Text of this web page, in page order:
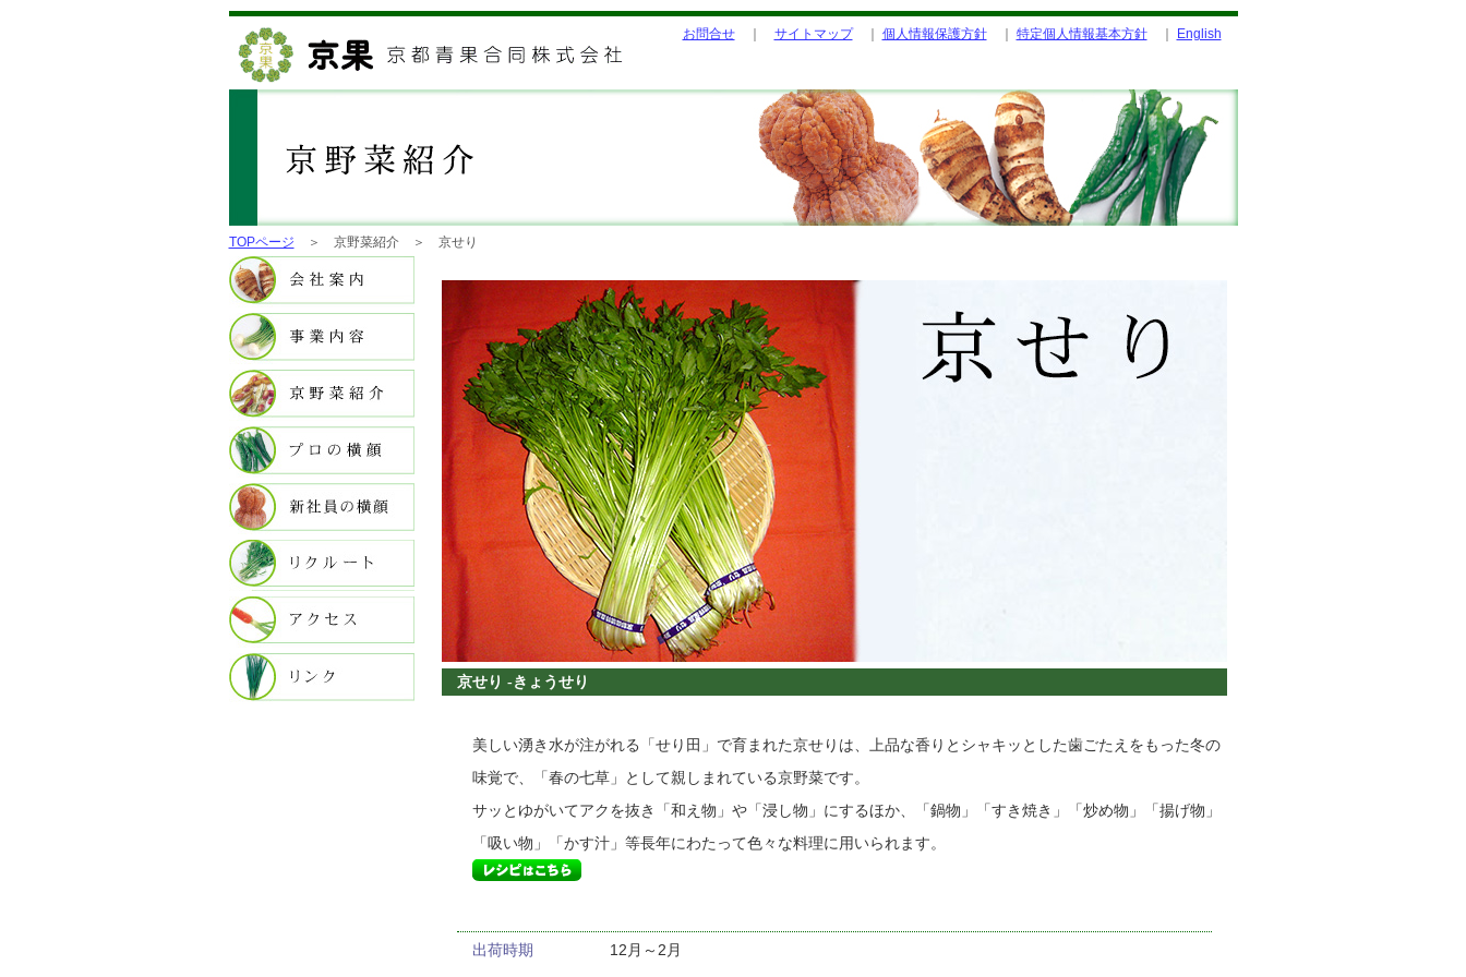
お問合せ｜ サイトマップ｜ 個人情報保護方針｜ 特定個人情報基本方針｜ English
TOPページ ＞ 京野菜紹介 ＞ 京せり
京せり -きょうせり
美しい湧き水が注がれる「せり田」で育まれた京せりは、上品な香りとシャキッとした歯ごたえをもった冬の
味覚で、「春の七草」として親しまれている京野菜です。
サッとゆがいてアクを抜き「和え物」や「浸し物」にするほか、「鍋物」「すき焼き」「炒め物」「揚げ物」
「吸い物」「かす汁」等長年にわたって色々な料理に用いられます。
出荷時期 12月～2月